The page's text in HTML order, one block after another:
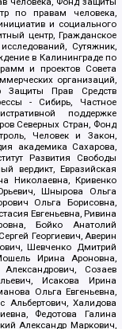
по правам человека,
и социального
центр, Гражданское
Сутяжник,
в Калининграде по
и проектов Совета
организаций,
Защиты Прав Средств
- Сибирь, Частное
поддержке
Северных Стран, Фонд
Человек и Закон,
академика Сахарова,
Развития Свободы
вердикт, Евразийская
Николаевна, Кривенко
Шнырова Ольга
Ольга Борисовна,
Евгеньевна, Ривина
Бойко Анатолий
Георгиевич, Аверин
Шевченко Дмитрий
Ирина Ароновна,
Созаев
Исакова Ирина
Ольга Евгеньевна,
Альбертович, Халидова
Федотова Галина
Александр Маркович,